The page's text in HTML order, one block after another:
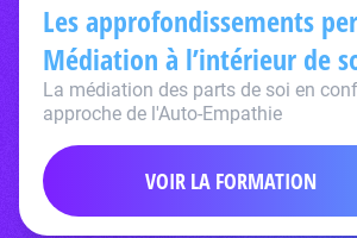
Les approfondissements
Médiation à l’intérieur de
La médiation des parts de soi en
approche de l'Auto-Empathie
VOIR LA FORMATION